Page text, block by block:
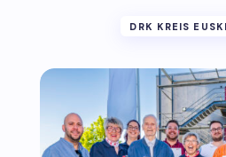
DRK KREIS